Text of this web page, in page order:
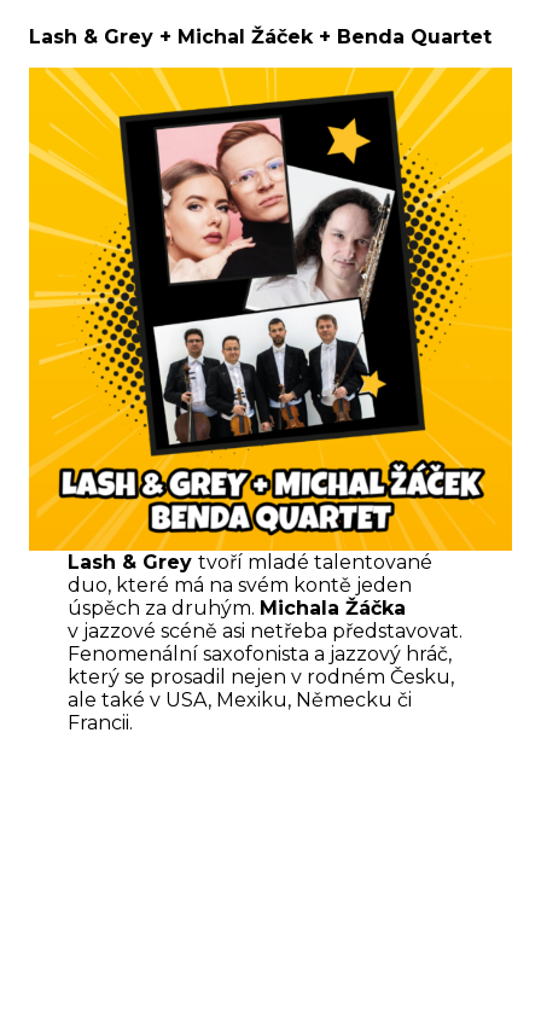
Lash & Grey + Michal Žáček + Benda Quartet
Lash & Grey tvoří mladé talentované
duo, které má na svém kontě jeden
úspěch za druhým. Michala Žáčka
v jazzové scéně asi netřeba představovat.
Fenomenální saxofonista a jazzový hráč,
který se prosadil nejen v rodném Česku,
ale také v USA, Mexiku, Německu či
Francii.